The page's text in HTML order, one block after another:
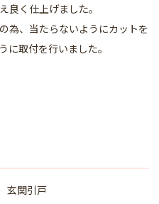
良く仕上げました。
為、当たらないようにカットを
に取付を行いました。
玄関引戸